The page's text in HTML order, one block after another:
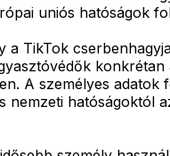
uniós hatóságok
a TikTok
A személyes
nemzeti